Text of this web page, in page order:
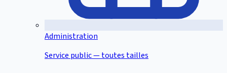
Administration
Service public — toutes tailles